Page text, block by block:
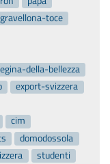
gravellona-toce
della-bellezza
export-svizzera
cim
domodossola
studenti